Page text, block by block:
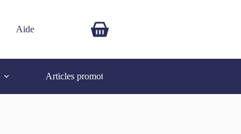
Aide
Articles promotionnels